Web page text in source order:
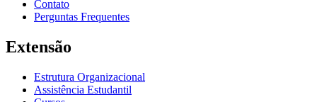
Contato
Perguntas Frequentes
Extensão
Estrutura Organizacional
Assistência Estudantil